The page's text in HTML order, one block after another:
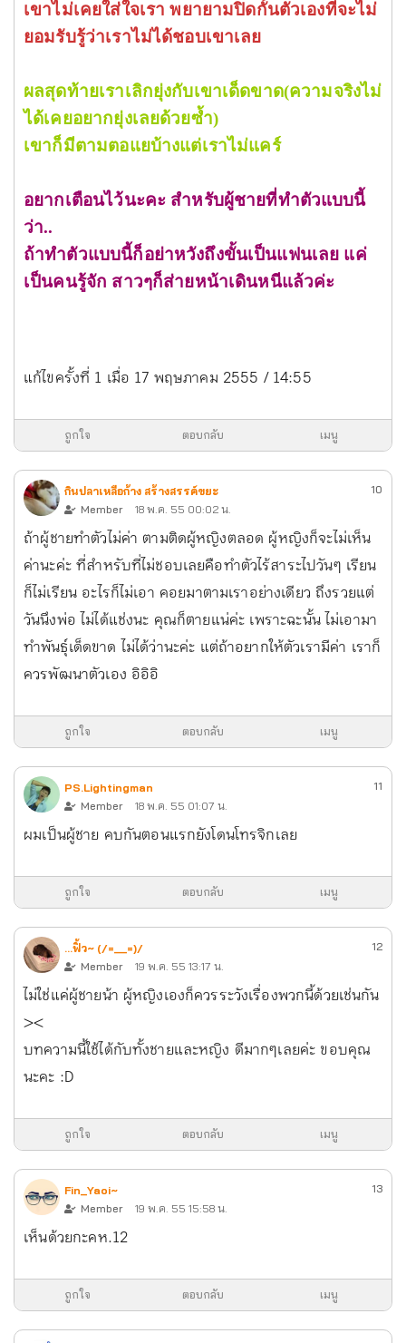
เขาไม่เคยใส่ใจเรา พยายามปิดกั้นตัวเองที่จะไม่
ยอมรับรู้ว่าเราไม่ได้ชอบเขาเลย
ผลสุดท้ายเราเลิกยุ่งกับเขาเด็ดขาด(ความจริงไม่
ได้เคยอยากยุ่งเลยด้วยซ้ำ)
เขาก็มีตามตอแยบ้างแต่เราไม่แคร์
อยากเตือนไว้นะคะ สำหรับผู้ชายที่ทำตัวแบบนี้
ว่า..
ถ้าทำตัวแบบนี้ก็อย่าหวังถึงขั้นเป็นแฟนเลย แค่
เป็นคนรู้จัก สาวๆก็ส่ายหน้าเดินหนีแล้วค่ะ
แก้ไขครั้งที่ 1 เมื่อ 17 พฤษภาคม 2555 / 14:55
ถูกใจ ตอบกลับ เมนู
กินปลาเหลือก้าง สร้างสรรค์ขยะ
Member
18 พ.ค. 55 00:02 น.
10
ถ้าผู้ชายทำตัวไม่ค่า ตามติดผู้หญิงตลอด ผู้หญิงก็จะไม่เห็น
ค่านะค่ะ ที่สำหรับที่ไม่ชอบเลยคือทำตัวไร้สาระไปวันๆ เรียน
ก็ไม่เรียน อะไรก็ไม่เอา คอยมาตามเราอย่างเดียว ถึงรวยแต่
วันนึงพ่อ ไม่ได้แช่งนะ คุณก็ตายแน่ค่ะ เพราะฉะนั้น ไม่เอามา
ทำพันธุ์เด็ดขาด ไม่ได้ว่านะค่ะ แต่ถ้าอยากให้ตัวเรามีค่า เราก็
ควรพัฒนาตัวเอง อิอิอิ
ถูกใจ ตอบกลับ เมนู
PS.Lightingman
Member
18 พ.ค. 55 01:07 น.
11
ผมเป็นผู้ชาย คบกันตอนแรกยังโดนโทรจิกเลย
ถูกใจ ตอบกลับ เมนู
...ฟิ้ว~ (/=__=)/
Member
19 พ.ค. 55 13:17 น.
12
ไม่ใช่แค่ผู้ชายน้า ผู้หญิงเองก็ควรระวังเรื่องพวกนี้ด้วยเช่นกัน
><
บทความนี้ใช้ได้กับทั้งชายและหญิง ดีมากๆเลยค่ะ ขอบคุณ
นะคะ :D
ถูกใจ ตอบกลับ เมนู
Fin_Yaoi~
Member
19 พ.ค. 55 15:58 น.
13
เห็นด้วยกะคห.12
ถูกใจ ตอบกลับ เมนู